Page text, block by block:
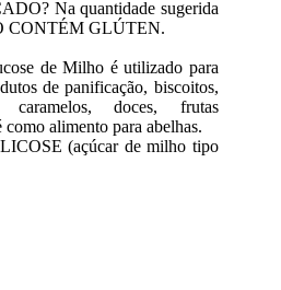
Na quantidade sugerida
CONTÉM GLÚTEN.
de Milho é utilizado para
de panificação, biscoitos,
caramelos, doces, frutas
como alimento para abelhas.
(açúcar de milho tipo